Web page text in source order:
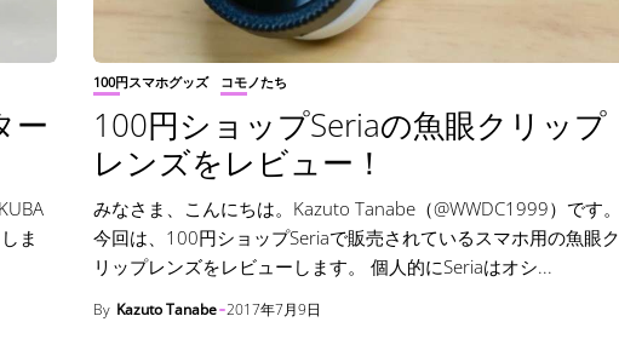
ー
ま
100円スマホグッズ コモノたち
100円ショップSeriaの魚眼クリップ
レンズをレビュー！
みなさま、こんにちは。Kazuto Tanabe（@WWDC1999）です。
今回は、100円ショップSeriaで販売されているスマホ用の魚眼ク
リップレンズをレビューします。 個人的にSeriaはオシ...
By Kazuto Tanabe 2017年7月9日